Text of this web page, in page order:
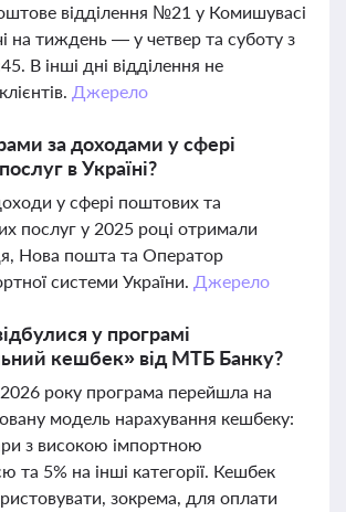
відділення №21 у Комишувасі
на тиждень — у четвер та суботу з
В інші дні відділення не
Джерело
за доходами у сфері
в Україні?
у сфері поштових та
послуг у 2025 році отримали
Нова пошта та Оператор
системи України. Джерело
у програмі
кешбек» від МТБ Банку?
року програма перейшла на
модель нарахування кешбеку:
з високою імпортною
та 5% на інші категорії. Кешбек
зокрема, для оплати